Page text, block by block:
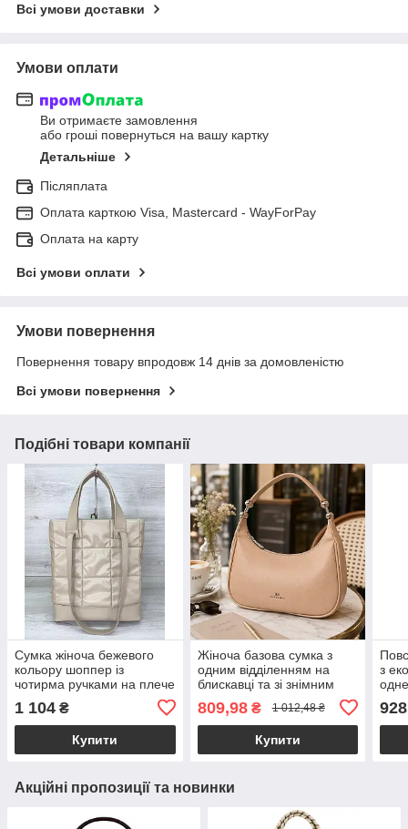
Всі умови доставки
Умови оплати
Ви отримаєте замовлення
або гроші повернуться на вашу картку
Детальніше
Післяплата
Оплата карткою Visa, Mastercard - WayForPay
Оплата на карту
Всі умови оплати
Умови повернення
Повернення товару впродовж 14 днів за домовленістю
Всі умови повернення
Подібні товари компанії
Сумка жіноча бежевого
кольору шоппер із
чотирма ручками на плече
«Брукі» стьобана екошкіра
Welassie
1 104 ₴
Купити
Жіноча базова сумка з
одним відділенням на
блискавці та зі знімним
екошкіра бежевий
Alex&Mia CD-9128
809,98₴ 1 012,48 ₴
Купити
з
928
Акційні пропозиції та новинки